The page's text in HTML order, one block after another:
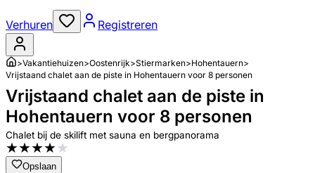
Verhuren Registreren
>Vakantiehuizen>Oostenrijk>Stiermarken>Hohentauern>
Vrijstaand chalet aan de piste in Hohentauern voor 8 personen
Vrijstaand chalet aan de piste in
Hohentauern voor 8 personen
Chalet bij de skilift met sauna en bergpanorama
★★★★★
Opslaan